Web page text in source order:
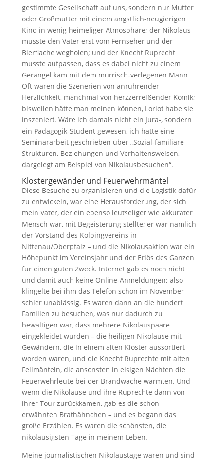
gestimmte Gesellschaft auf uns, sondern nur Mutter
oder Großmutter mit einem ängstlich-neugierigen
Kind in wenig heimeliger Atmosphäre; der Nikolaus
musste den Vater erst vom Fernseher und der
Bierflache wegholen; und der Knecht Ruprecht
musste aufpassen, dass es dabei nicht zu einem
Gerangel kam mit dem mürrisch-verlegenen Mann.
Oft waren die Szenerien von anrührender
Herzlichkeit, manchmal von herzzerreißender Komik;
bisweilen hätte man meinen können, Loriot habe sie
inszeniert. Wäre ich damals nicht ein Jura-, sondern
ein Pädagogik-Student gewesen, ich hätte eine
Seminararbeit geschrieben über „Sozial-familiäre
Strukturen, Beziehungen und Verhaltensweisen,
dargelegt am Beispiel von Nikolausbesuchen“.
Klostergewänder und Feuerwehrmäntel
Diese Besuche zu organisieren und die Logistik dafür
zu entwickeln, war eine Herausforderung, der sich
mein Vater, der ein ebenso leutseliger wie akkurater
Mensch war, mit Begeisterung stellte; er war nämlich
der Vorstand des Kolpingvereins in
Nittenau/Oberpfalz – und die Nikolausaktion war ein
Höhepunkt im Vereinsjahr und der Erlös des Ganzen
für einen guten Zweck. Internet gab es noch nicht
und damit auch keine Online-Anmeldungen; also
klingelte bei ihm das Telefon schon im November
schier unablässig. Es waren dann an die hundert
Familien zu besuchen, was nur dadurch zu
bewältigen war, dass mehrere Nikolauspaare
eingekleidet wurden – die heiligen Nikoläuse mit
Gewändern, die in einem alten Kloster aussortiert
worden waren, und die Knecht Ruprechte mit alten
Fellmänteln, die ansonsten in eisigen Nächten die
Feuerwehrleute bei der Brandwache wärmten. Und
wenn die Nikoläuse und ihre Ruprechte dann von
ihrer Tour zurückkamen, gab es die schon
erwähnten Brathähnchen – und es begann das
große Erzählen. Es waren die schönsten, die
nikolausigsten Tage in meinem Leben.
Meine journalistischen Nikolaustage waren und sind